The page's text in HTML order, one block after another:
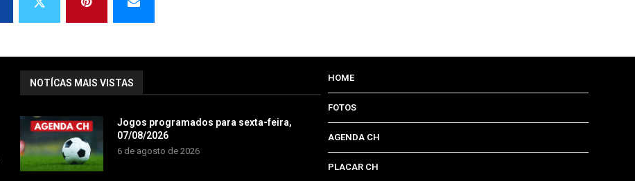
NOTÍCAS MAIS VISTAS
Jogos programados para sexta-feira,
07/08/2026
6 de agosto de 2026
HOME
FOTOS
AGENDA CH
PLACAR CH